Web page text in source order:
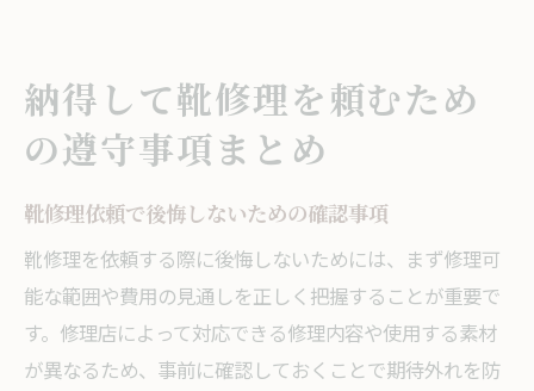
納得して靴修理を頼むため
の遵守事項まとめ
靴修理依頼で後悔しないための確認事項
靴修理を依頼する際に後悔しないためには、まず修理可
能な範囲や費用の見通しを正しく把握することが重要で
す。修理店によって対応できる修理内容や使用する素材
が異なるため、事前に確認しておくことで期待外れを防